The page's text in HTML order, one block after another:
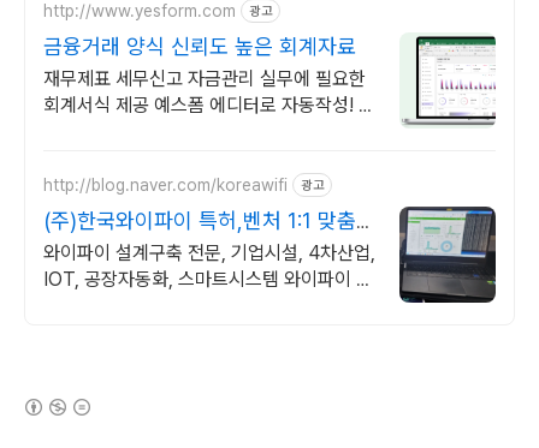
http://www.yesform.com 광고
금융거래 양식 신뢰도 높은 회계자료
재무제표 세무신고 자금관리 실무에 필요한
회계서식 제공 예스폼 에디터로 자동작성! 모
http://blog.naver.com/koreawifi 광고
(주)한국와이파이 특허,벤처 1:1 맞춤
상담 및 견적
와이파이 설계구축 전문, 기업시설, 4차산업,
IOT, 공장자동화, 스마트시스템 와이파이 설